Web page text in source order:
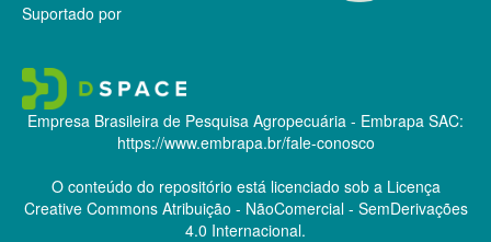
Suportado por
Empresa Brasileira de Pesquisa Agropecuária - Embrapa SAC:
https://www.embrapa.br/fale-conosco
O conteúdo do repositório está licenciado sob a Licença
Creative CommonsAtribuição - NãoComercial - SemDerivações
4.0 Internacional.